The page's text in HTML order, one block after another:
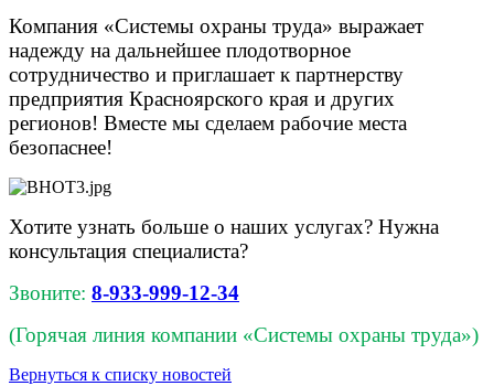
Компания «Системы охраны труда» выражает
надежду на дальнейшее плодотворное
сотрудничество и приглашает к партнерству
предприятия Красноярского края и других
регионов! Вместе мы сделаем рабочие места
безопаснее!
Хотите узнать больше о наших услугах? Нужна
консультация специалиста?
Звоните: 8-933-999-12-34
(Горячая линия компании «Системы охраны труда»)
Вернуться к списку новостей